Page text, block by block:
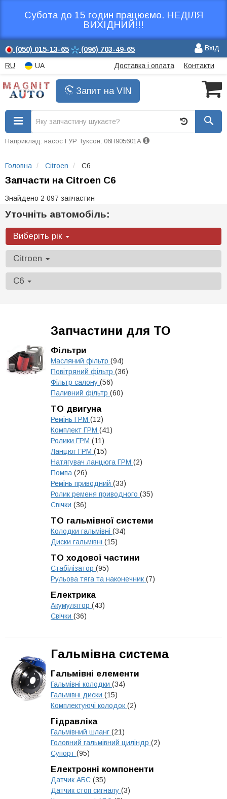
Субота до 15 годин працюємо. НЕДІЛЯ
ВИХІДНИЙ!!!
(050) 015-13-65 (096) 703-49-65 Вхід
RU UA Доставка і оплата Контакти
Запит на VIN
Наприклад: насос ГУР Туксон, 06H905601A
Головна Citroen C6
Запчасти на Citroen C6
Знайдено 2 097 запчастин
Уточніть автомобіль:
Виберіть рік
Citroen
C6
Запчастини для ТО
Фільтри
Масляний фільтр (94)
Повітряний фільтр (36)
Фільтр салону (56)
Паливний фільтр (60)
ТО двигуна
Ремінь ГРМ (12)
Комплект ГРМ (41)
Ролики ГРМ (11)
Ланцюг ГРМ (15)
Натягувач ланцюга ГРМ (2)
Помпа (26)
Ремінь приводний (33)
Ролик ременя приводного (35)
Свічки (36)
ТО гальмівної системи
Колодки гальмівні (34)
Диски гальмівні (15)
ТО ходової частини
Стабілізатор (95)
Рульова тяга та наконечник (7)
Електрика
Акумулятор (43)
Свічки (36)
Гальмівна система
Гальмівні елементи
Гальмівні колодки (34)
Гальмівні диски (15)
Комплектуючі колодок (2)
Гідравліка
Гальмівний шланг (21)
Головний гальмівний циліндр (2)
Супорт (95)
Електронні компоненти
Датчик АБС (35)
Датчик стоп сигналу (3)